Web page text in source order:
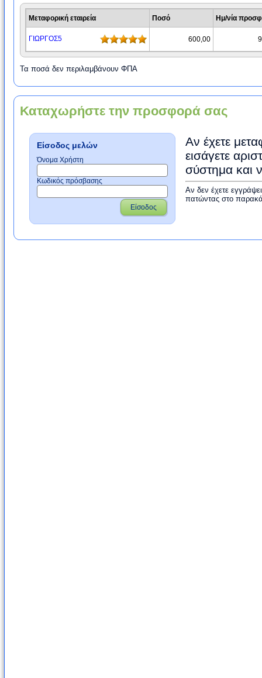
Μεταφορική εταιρεία Ποσό Ημ/νία
ΓΙΩΡΓΟΣ5 600,00
Τα ποσά δεν περιλαμβάνουν ΦΠΑ
Καταχωρήστε την προσφορά σας
Είσοδος μελών
Όνομα Χρήστη
Κωδικός πρόσβασης
Είσοδος
Αν έχετε
εισάγετε
σύστημα και
Αν δεν έχετε
πατώντας στο